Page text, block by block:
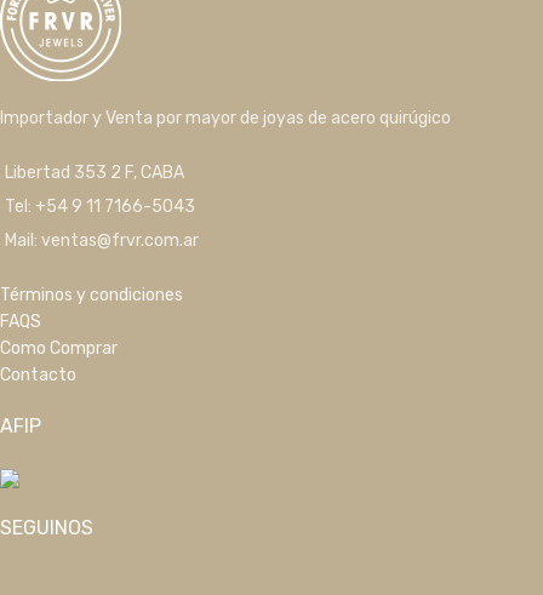
Importador y Venta por mayor de joyas de acero quirúgico
Libertad 353 2 F, CABA
Tel: +54 9 11 7166-5043
Mail: ventas@frvr.com.ar
Términos y condiciones
FAQS
Como Comprar
Contacto
AFIP
SEGUINOS